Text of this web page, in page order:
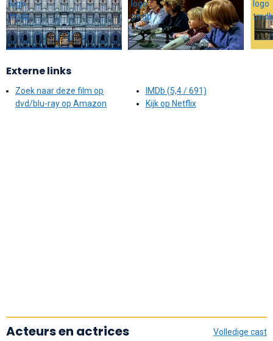
Externe links
Zoek naar deze film op
dvd/blu-ray op Amazon
IMDb (5,4 / 691)
Kijk op Netflix
Volledige cast
Acteurs en actrices